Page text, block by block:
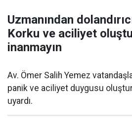
Uzmanından
Korku ve aciliyet
inanmayın
Av. Ömer Salih Yemez
panik ve aciliyet duygusu
uyardı.